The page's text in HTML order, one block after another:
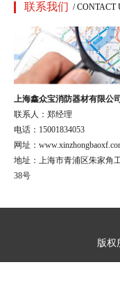
联系我们 / CONTACT
上海鑫众宝消防器材有限公司
联系人：郑经理
电话：15001834053
网址：
地址：上海市青浦区朱家角
38号
版